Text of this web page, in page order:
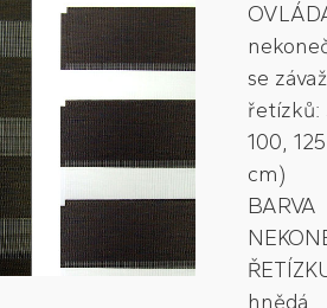
se
řetízků:
100,
cm)
BARVA
hnědá